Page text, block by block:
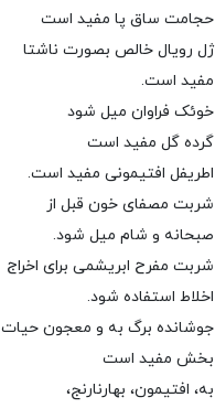
حجامت ساق پا مفید است
ژل رویال خالص بصورت ناشتا
مفید است.
خوئک فراوان میل شود
گرده گل مفید است
اطریفل افتیمونی مفید است.
شربت مصفای خون قبل از
صبحانه و شام میل شود.
شربت مفرح ابریشمی برای اخراج
اخلاط استفاده شود.
جوشانده برگ به و معجون حیات
بخش مفید است
به، افتیمون، بهارنارنج،